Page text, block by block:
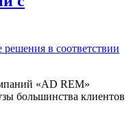
«AD REM»
большинства клиентов